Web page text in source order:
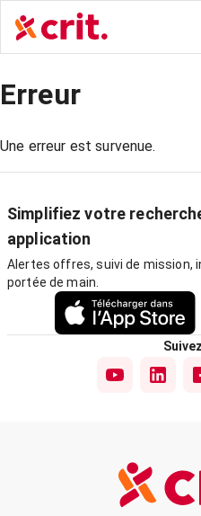
Erreur
Une erreur est survenue.
Simplifiez votre
application
Alertes offres, suivi de mission,
portée de main.